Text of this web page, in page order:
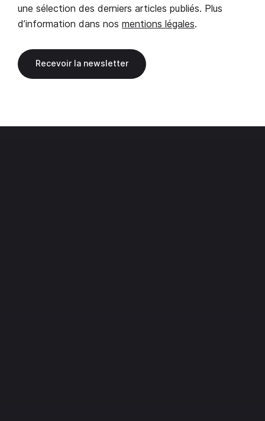
une sélection des derniers articles publiés. Plus
d’information dans nos mentions légales.